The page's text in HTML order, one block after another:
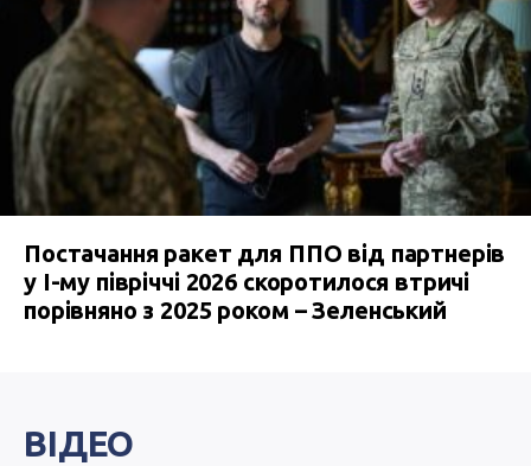
Постачання ракет для ППО від партнерів
у I-му півріччі 2026 скоротилося втричі
порівняно з 2025 роком – Зеленський
ВІДЕО